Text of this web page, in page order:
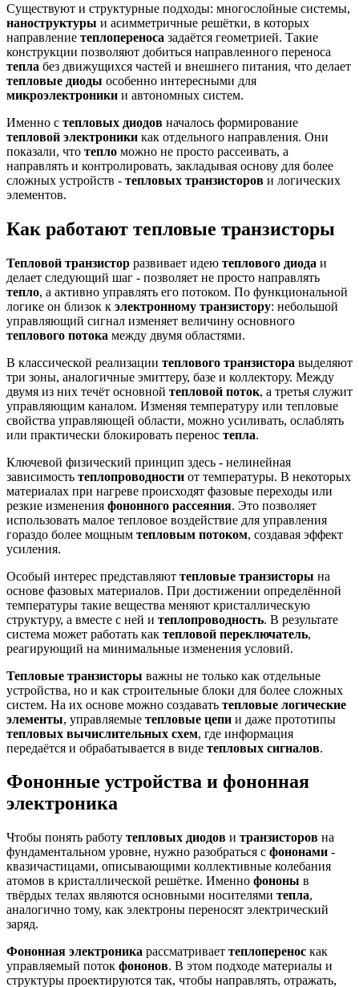
Существуют и структурные подходы: многослойные системы,
наноструктуры и асимметричные решётки, в которых
направление теплопереноса задаётся геометрией. Такие
конструкции позволяют добиться направленного переноса
тепла без движущихся частей и внешнего питания, что делает
тепловые диоды особенно интересными для
микроэлектроники и автономных систем.
Именно с тепловых диодов началось формирование
тепловой электроники как отдельного направления. Они
показали, что тепло можно не просто рассеивать, а
направлять и контролировать, закладывая основу для более
сложных устройств - тепловых транзисторов и логических
элементов.
Как работают тепловые транзисторы
Тепловой транзистор развивает идею теплового диода и
делает следующий шаг - позволяет не просто направлять
тепло, а активно управлять его потоком. По функциональной
логике он близок к электронному транзистору: небольшой
управляющий сигнал изменяет величину основного
теплового потока между двумя областями.
В классической реализации теплового транзистора выделяют
три зоны, аналогичные эмиттеру, базе и коллектору. Между
двумя из них течёт основной тепловой поток, а третья служит
управляющим каналом. Изменяя температуру или тепловые
свойства управляющей области, можно усиливать, ослаблять
или практически блокировать перенос тепла.
Ключевой физический принцип здесь - нелинейная
зависимость теплопроводности от температуры. В некоторых
материалах при нагреве происходят фазовые переходы или
резкие изменения фононного рассеяния. Это позволяет
использовать малое тепловое воздействие для управления
гораздо более мощным тепловым потоком, создавая эффект
усиления.
Особый интерес представляют тепловые транзисторы на
основе фазовых материалов. При достижении определённой
температуры такие вещества меняют кристаллическую
структуру, а вместе с ней и теплопроводность. В результате
система может работать как тепловой переключатель,
реагирующий на минимальные изменения условий.
Тепловые транзисторы важны не только как отдельные
устройства, но и как строительные блоки для более сложных
систем. На их основе можно создавать тепловые логические
элементы, управляемые тепловые цепи и даже прототипы
тепловых вычислительных схем, где информация
передаётся и обрабатывается в виде тепловых сигналов.
Фононные устройства и фононная
электроника
Чтобы понять работу тепловых диодов и транзисторов на
фундаментальном уровне, нужно разобраться с фононами -
квазичастицами, описывающими коллективные колебания
атомов в кристаллической решётке. Именно фононы в
твёрдых телах являются основными носителями тепла,
аналогично тому, как электроны переносят электрический
заряд.
Фононная электроника рассматривает теплоперенос как
управляемый поток фононов. В этом подходе материалы и
структуры проектируются так, чтобы направлять, отражать,